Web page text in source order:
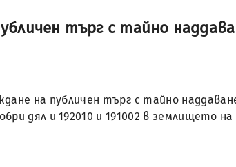
търг с тайно
на публичен търг с тайно
дял и 192010 и 191002 в землището